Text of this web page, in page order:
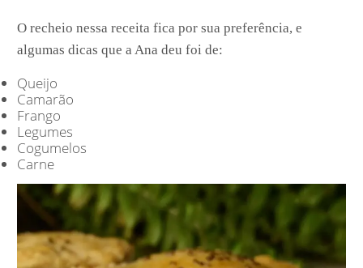
O recheio nessa receita fica por sua preferência, e
algumas dicas que a Ana deu foi de:
Queijo
Camarão
Frango
Legumes
Cogumelos
Carne